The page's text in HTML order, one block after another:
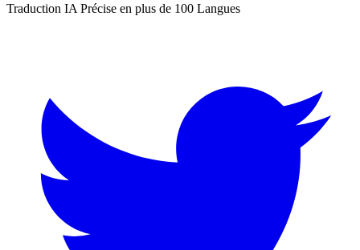
Traduction IA Précise en plus de 100 Langues